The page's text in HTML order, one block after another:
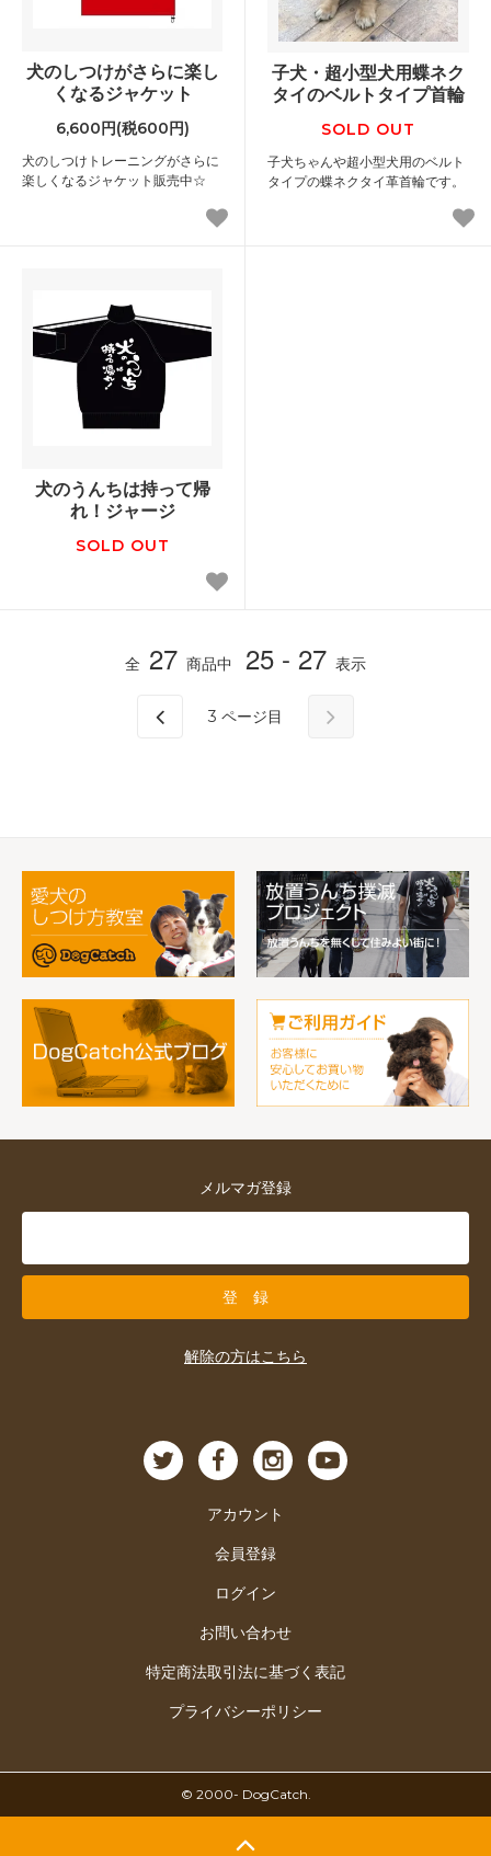
犬のしつけがさらに楽し
くなるジャケット
6,600円(税600円)
犬のしつけトレーニングがさらに
楽しくなるジャケット販売中☆
子犬・超小型犬用蝶ネク
タイのベルトタイプ首輪
SOLD OUT
子犬ちゃんや超小型犬用のベルト
タイプの蝶ネクタイ革首輪です。
犬のうんちは持って帰
れ！ジャージ
SOLD OUT
全 27 商品中 25 - 27 表示
3 ページ目
メルマガ登録
解除の方はこちら
アカウント
会員登録
ログイン
お問い合わせ
特定商法取引法に基づく表記
プライバシーポリシー
© ︎2000- DogCatch.